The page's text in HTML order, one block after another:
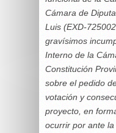
Cámara de
Luis (EXD-
gravísimos
Interno de la
Constitución
sobre el pedido
votación y
proyecto, en
ocurrir por ante